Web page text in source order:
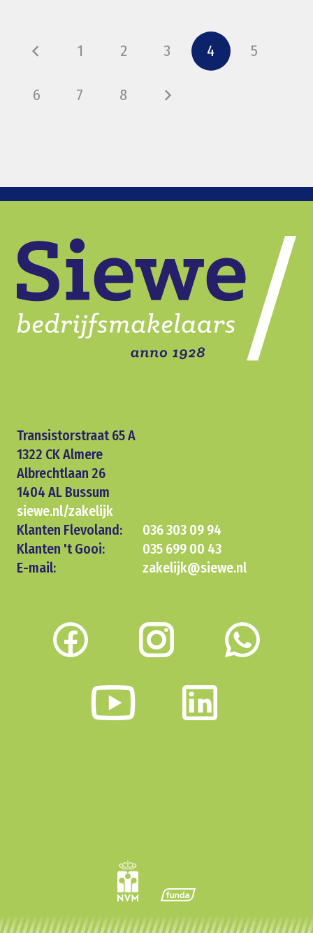
1 2 3 4 5
6 7 8
Transistorstraat 65 A
1322 CK Almere
Albrechtlaan 26
1404 AL Bussum
siewe.nl/zakelijk
Klanten Flevoland:
036 303 09 94
Klanten 't Gooi:
035 699 00 43
E-mail:
zakelijk@siewe.nl